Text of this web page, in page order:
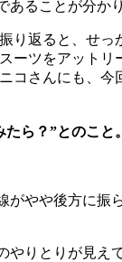
あることが分か
返ると、せ
ツをアット
さんにも、
ら？”とのこ
がやや後方に振
りとりが見え